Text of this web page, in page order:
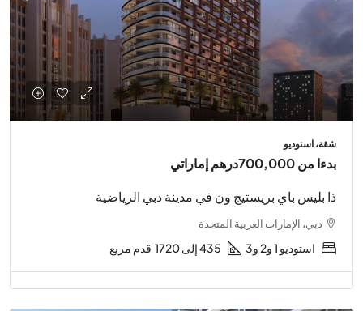
شقة، استوديو
بدءا من700,000درهم إماراتي
ذا بليس باي بريستيج ون في مدينة دبي الرياضية
دبي، الإمارات العربية المتحدة
استوديو 1 و2 و3 435 إلى 1720 قدم مربع